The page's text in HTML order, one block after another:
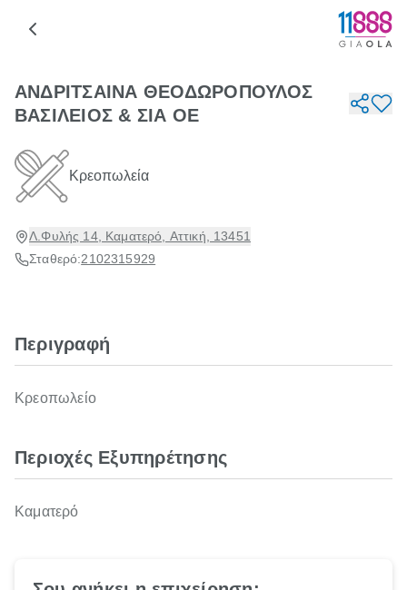
ΑΝΔΡΙΤΣΑΙΝΑ ΘΕΟΔΩΡΟΠΟΥΛΟΣ
ΒΑΣΙΛΕΙΟΣ & ΣΙΑ ΟΕ
Κρεοπωλεία
Λ.Φυλής 14, Καματερό, Αττική, 13451
Σταθερό:2102315929
Περιγραφή
Κρεοπωλείο
Περιοχές Εξυπηρέτησης
Καματερό